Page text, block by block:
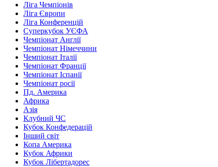
Ліга Чемпіонів
Ліга Європи
Ліга Конференцій
Суперкубок УЄФА
Чемпіонат Англії
Чемпіонат Німеччини
Чемпіонат Італії
Чемпіонат Франції
Чемпіонат Іспанії
Чемпіонат росії
Пд. Америка
Африка
Азія
Клубний ЧС
Кубок Конфедерацій
Інший світ
Копа Америка
Кубок Африки
Кубок Лібертадорес